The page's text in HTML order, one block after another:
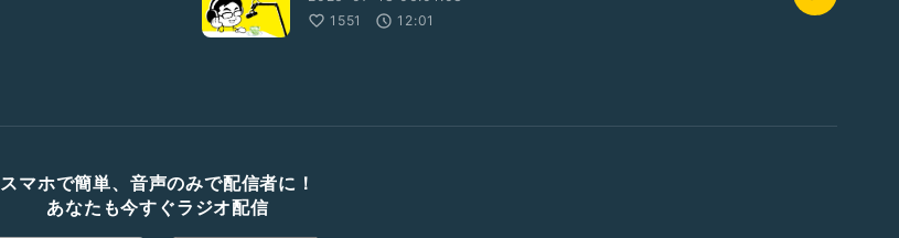
1551
12:01
スマホで簡単、音声のみで配信者に！
あなたも今すぐラジオ配信